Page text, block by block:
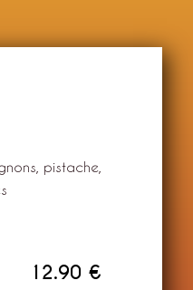
pistache,
12.90 €